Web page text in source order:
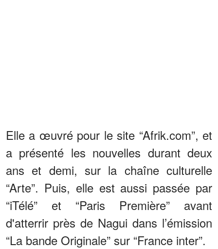
Elle a œuvré pour le site “Afrik.com”, et
a présenté les nouvelles durant deux
ans et demi, sur la chaîne culturelle
“Arte”. Puis, elle est aussi passée par
“iTélé” et “Paris Première” avant
d'atterrir près de Nagui dans l’émission
“La bande Originale” sur “France inter”.